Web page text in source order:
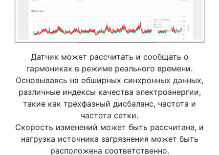
Датчик может рассчитать и сообщать о
гармониках в режиме реального времени.
Основываясь на обширных синхронных данных,
различные индексы качества электроэнергии,
такие как трехфазный дисбаланс, частота и
частота сетки.
Скорость изменений может быть рассчитана, и
нагрузка источника загрязнения может быть
расположена соответственно.